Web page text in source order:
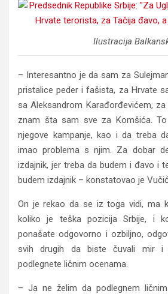
Ilustracija
– Interesantno je da sam za
pristalice peder i fašista, za Hrvate
sa Aleksandrom Karađorđevićem,
znam šta sam sve za Komšića.
njegove kampanje, kao i da treba
imao problema s njim. Za dobar
izdajnik, jer treba da budem i đavo i
budem izdajnik – konstatovao je
On je rekao da se iz toga vidi, ma
koliko je teška pozicija Srbije, i
ponašate odgovorno i ozbiljno,
svih drugih da biste čuvali mir
podlegnete ličnim ocenama.
– Ja ne želim da podlegnem